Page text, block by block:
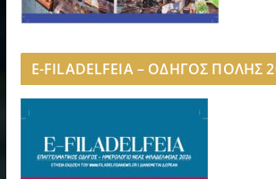
E-FILADELFEIA – ΟΔΗΓΟΣ ΠΟΛΗΣ